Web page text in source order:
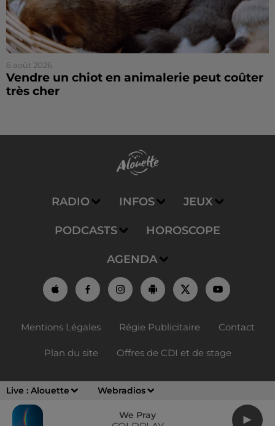
Live : Alouette Webradios
We Pray
6 août 2026
Vendre un chiot en animalerie peut coûter
très cher
RADIO INFOS JEUX
PODCASTS HOROSCOPE
AGENDA
Mentions Légales Régie Publicitaire Contact
Plan du site Offres de CDI et de stage